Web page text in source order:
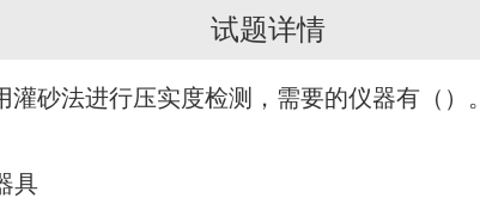
试题详情
灌砂法进行压实度检测，需要的仪器有（）。
具